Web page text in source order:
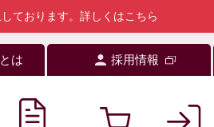
ております。 詳しくはこちら
は 採用情報